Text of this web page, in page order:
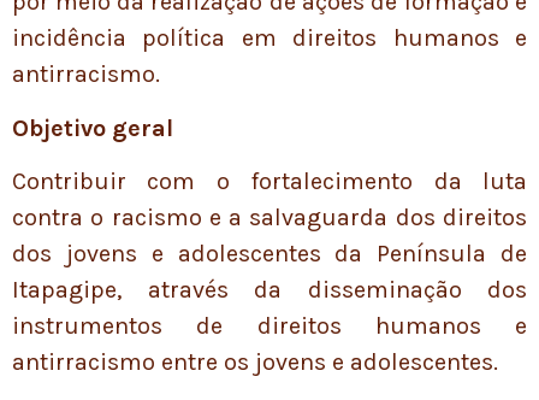
incidência política em direitos humanos e
antirracismo.
Objetivo geral
Contribuir com o fortalecimento da luta
contra o racismo e a salvaguarda dos direitos
dos jovens e adolescentes da Península de
Itapagipe, através da disseminação dos
instrumentos de direitos humanos e
antirracismo entre os jovens e adolescentes.